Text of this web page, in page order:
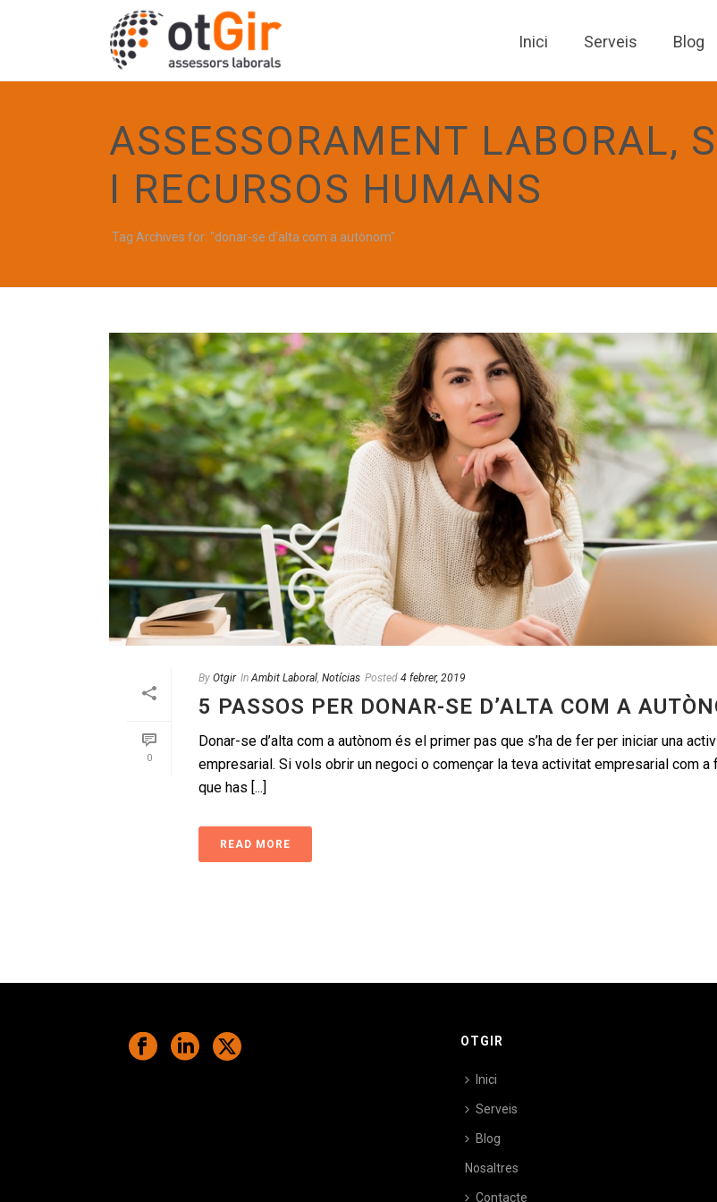
Inici Serveis Blog
ASSESSORAMENT LABORAL,
I RECURSOS HUMANS
Tag Archives for: "donar-se d’alta com a autònom"
0
By Otgir In Ambit Laboral, Notícias Posted 4 febrer, 2019
5 PASSOS PER DONAR-SE D’ALTA COM A
Donar-se d’alta com a autònom és el primer pas que s’ha de fer per iniciar una
empresarial. Si vols obrir un negoci o començar la teva activitat empresarial com a
que has [...]
READ MORE
OTGIR
Inici
Serveis
Blog
Nosaltres
Contacte